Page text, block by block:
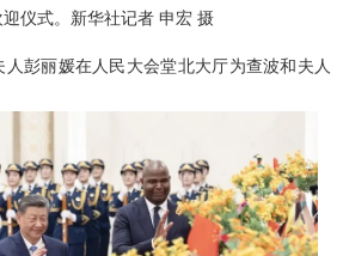
仪式。新华社记者 申宏 摄
彭丽媛在人民大会堂北大厅为查波和夫人